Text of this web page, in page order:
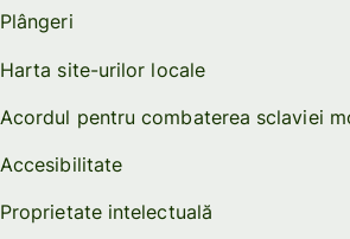
Plângeri
Harta site-urilor locale
Acordul pentru combaterea sclaviei
Accesibilitate
Proprietate intelectuală